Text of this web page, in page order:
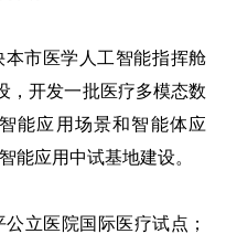
市医学人工智能指挥舱
，开发一批医疗多模态数
能应用场景和智能体应
能应用中试基地建设。
立医院国际医疗试点；